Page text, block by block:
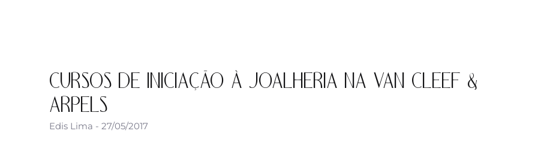
CURSOS DE INICIAÇÃO À JOALHERIA NA VAN CLEEF &
ARPELS
Edis Lima 27/05/2017